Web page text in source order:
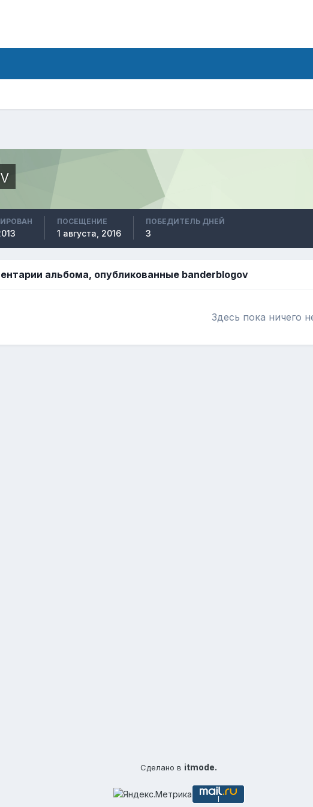
ПОСЕЩЕНИЕ
1 августа, 2016
ПОБЕДИТЕЛЬ ДНЕЙ
3
альбома, опубликованные banderblogov
Здесь пока ничего
Сделано в itmode.